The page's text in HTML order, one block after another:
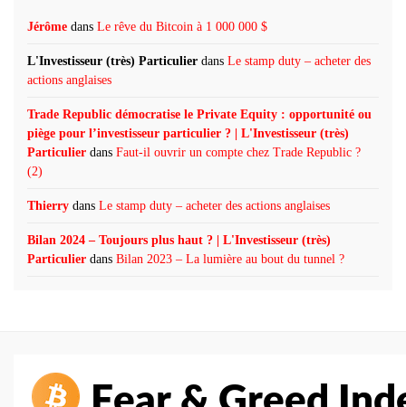
Jérôme dans Le rêve du Bitcoin à 1 000 000 $
L'Investisseur (très) Particulier dans Le stamp duty – acheter des
actions anglaises
Trade Republic démocratise le Private Equity : opportunité ou
piège pour l’investisseur particulier ? | L'Investisseur (très)
Particulier dans Faut-il ouvrir un compte chez Trade Republic ?
(2)
Thierry dans Le stamp duty – acheter des actions anglaises
Bilan 2024 – Toujours plus haut ? | L'Investisseur (très)
Particulier dans Bilan 2023 – La lumière au bout du tunnel ?